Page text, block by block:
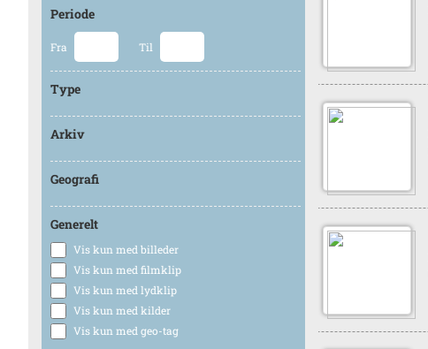
Periode
Fra Til
Type
Arkiv
Geografi
Generelt
Vis kun med billeder
Vis kun med filmklip
Vis kun med lydklip
Vis kun med kilder
Vis kun med geo-tag